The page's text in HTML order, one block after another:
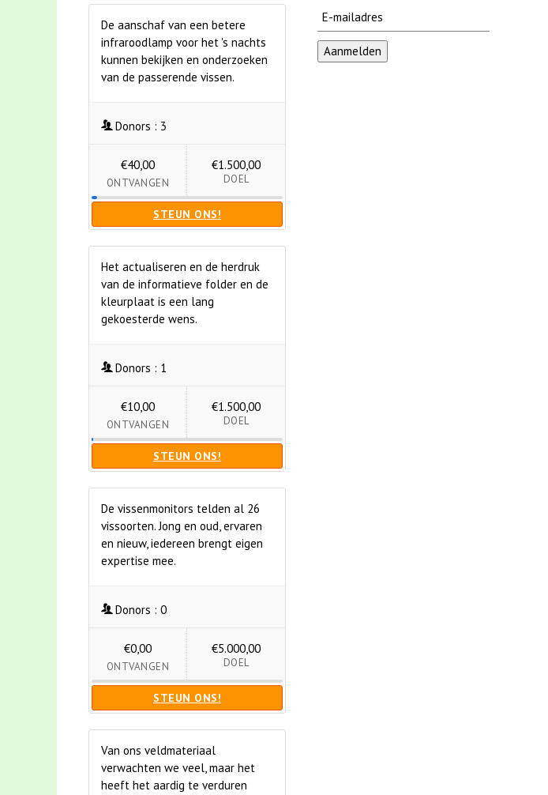
De aanschaf van een betere
infraroodlamp voor het 's nachts
kunnen bekijken en onderzoeken
van de passerende vissen.
Donors : 3
€40,00
ONTVANGEN
€1.500,00
DOEL
STEUN ONS!
Het actualiseren en de herdruk
van de informatieve folder en de
kleurplaat is een lang
gekoesterde wens.
Donors : 1
€10,00
ONTVANGEN
€1.500,00
DOEL
STEUN ONS!
De vissenmonitors telden al 26
vissoorten. Jong en oud, ervaren
en nieuw, iedereen brengt eigen
expertise mee.
Donors : 0
€0,00
ONTVANGEN
€5.000,00
DOEL
STEUN ONS!
Van ons veldmateriaal
verwachten we veel, maar het
heeft het aardig te verduren